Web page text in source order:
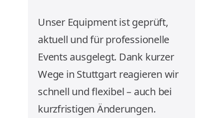
Unser Equipment ist geprüft,
aktuell und für professionelle
Events ausgelegt. Dank kurzer
Wege in Stuttgart reagieren wir
schnell und flexibel – auch bei
kurzfristigen Änderungen.